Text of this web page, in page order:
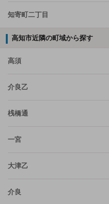
知寄町二丁目
高知市近隣の町域から探す
高須
介良乙
桟橋通
一宮
大津乙
介良